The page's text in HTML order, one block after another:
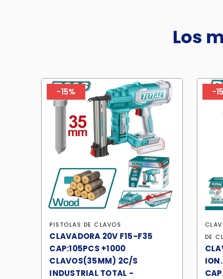
Los
-15%
PISTOLAS DE CLAVOS
CLAVADORA 20V F15-F35
CAP:105PCS +1000
CLAVOS(35MM) 2C/S
INDUSTRIAL TOTAL -
-
DE